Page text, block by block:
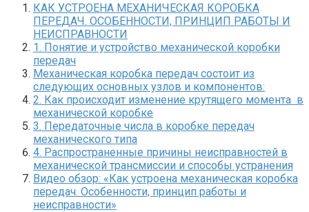
КАК УСТРОЕНА МЕХАНИЧЕСКАЯ КОРОБКА
ПЕРЕДАЧ. ОСОБЕННОСТИ, ПРИНЦИП РАБОТЫ И
НЕИСПРАВНОСТИ
1. Понятие и устройство механической коробки
передач
Механическая коробка передач состоит из
следующих основных узлов и компонентов:
2. Как происходит изменение крутящего момента в
механической коробке
3. Передаточные числа в коробке передач
механического типа
4. Распространенные причины неисправностей в
механической трансмиссии и способы устранения
Видео обзор: «Как устроена механическая коробка
передач. Особенности, принцип работы и
неисправности»